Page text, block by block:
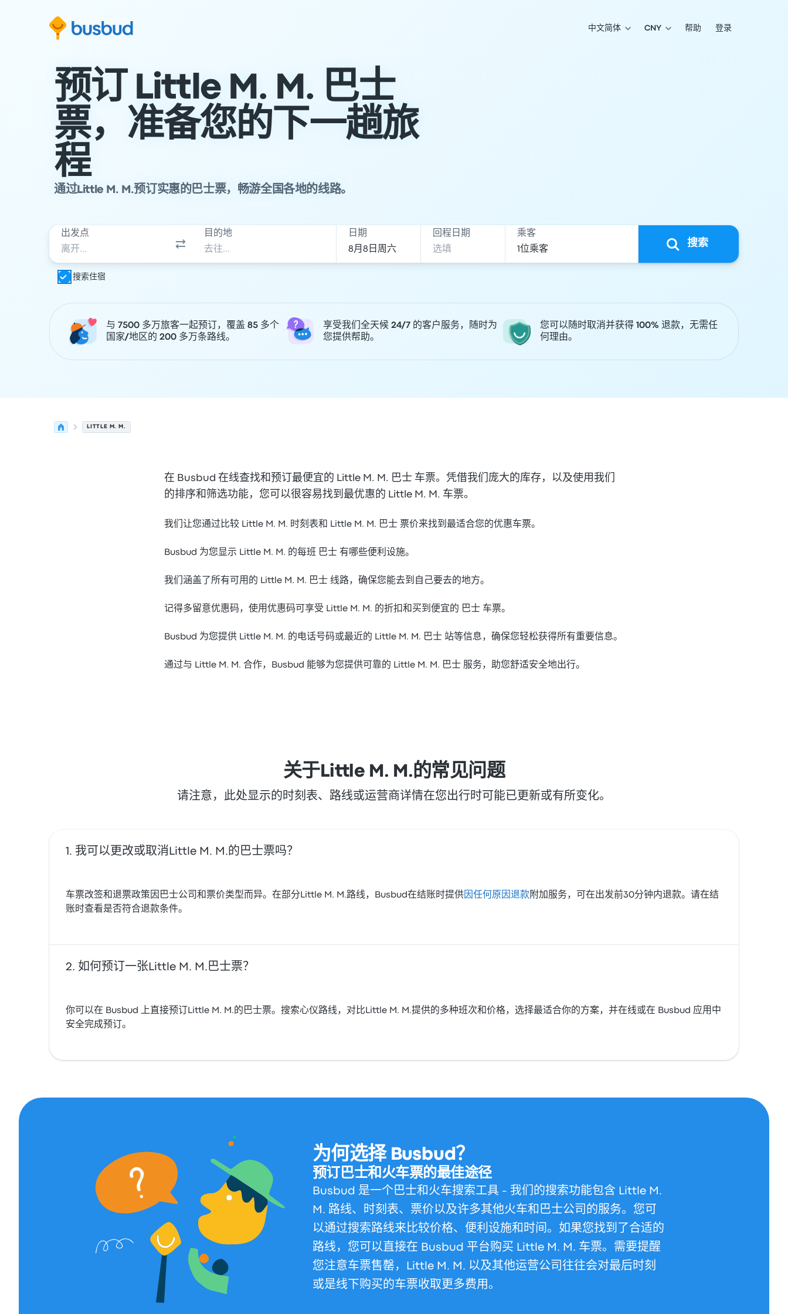
跳至搜索表单
跳至内容
跳至页脚
中文简体 CNY 帮助 登录
预订 Little M. M. 巴士
票，准备您的下一趟旅
程
通过Little M. M.预订实惠的巴士票，畅游全国各地的线路。
出发点 目的地 日期 回程日期 乘客
搜索
搜索住宿
与 7500 多万旅客一起预订，覆盖 85 多个
国家/地区的 200 多万条路线。
享受我们全天候 24/7 的客户服务，随时为
您提供帮助。
您可以随时取消并获得 100% 退款，无需任
何理由。
LITTLE M. M.
在 Busbud 在线查找和预订最便宜的 Little M. M. 巴士 车票。凭借我们庞大的库存，以及使用我们
的排序和筛选功能，您可以很容易找到最优惠的 Little M. M. 车票。
我们让您通过比较 Little M. M. 时刻表和 Little M. M. 巴士 票价来找到最适合您的优惠车票。
Busbud 为您显示 Little M. M. 的每班 巴士 有哪些便利设施。
我们涵盖了所有可用的 Little M. M. 巴士 线路，确保您能去到自己要去的地方。
记得多留意优惠码，使用优惠码可享受 Little M. M. 的折扣和买到便宜的 巴士 车票。
Busbud 为您提供 Little M. M. 的电话号码或最近的 Little M. M. 巴士 站等信息，确保您轻松获得所有重要信息。
通过与 Little M. M. 合作，Busbud 能够为您提供可靠的 Little M. M. 巴士 服务，助您舒适安全地出行。
关于Little M. M.的常见问题
请注意，此处显示的时刻表、路线或运营商详情在您出行时可能已更新或有所变化。
我可以更改或取消Little M. M.的巴士票吗？
车票改签和退票政策因巴士公司和票价类型而异。在部分Little M. M.路线，Busbud在结账时提供 因任何原因退款 附加服务，可在出发前30分钟内退款。请在结
账时查看是否符合退款条件。
如何预订一张Little M. M.巴士票？
你可以在 Busbud 上直接预订Little M. M.的巴士票。搜索心仪路线，对比Little M. M.提供的多种班次和价格，选择最适合你的方案，并在线或在 Busbud 应用中
安全完成预订。
为何选择 Busbud？
预订巴士和火车票的最佳途径
Busbud 是一个巴士和火车搜索工具 - 我们的搜索功能包含 Little M.
M. 路线、时刻表、票价以及许多其他火车和巴士公司的服务。您可
以通过搜索路线来比较价格、便利设施和时间。如果您找到了合适的
路线，您可以直接在 Busbud 平台购买 Little M. M. 车票。需要提醒
您注意车票售罄，Little M. M. 以及其他运营公司往往会对最后时刻
或是线下购买的车票收取更多费用。